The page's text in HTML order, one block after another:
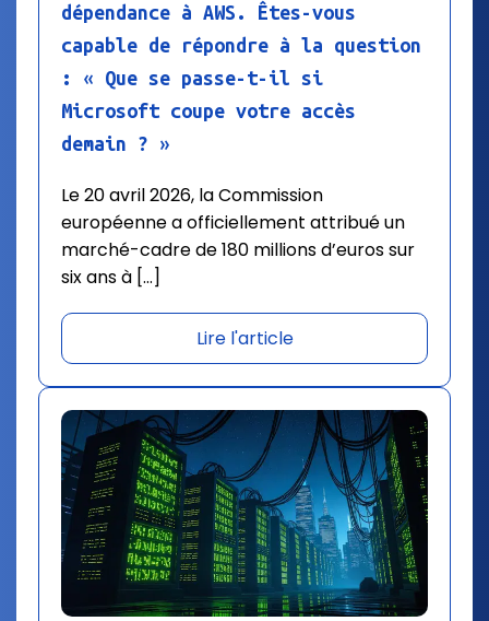
dépendance à AWS. Êtes-vous
capable de répondre à la question
: « Que se passe-t-il si
Microsoft coupe votre accès
demain ? »
Le 20 avril 2026, la Commission
européenne a officiellement attribué un
marché-cadre de 180 millions d’euros sur
six ans à […]
Lire l'article